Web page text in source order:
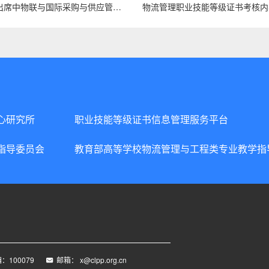
何黎明出席中物联与国际采购与供应管理联盟教育与培训认证合作协议签约仪式
研究所
导委员会
职业技能等级证书信息管理服务平台
教育部高等学校物流管理与工程类专业教学
：100079 邮箱： x@clpp.org.cn